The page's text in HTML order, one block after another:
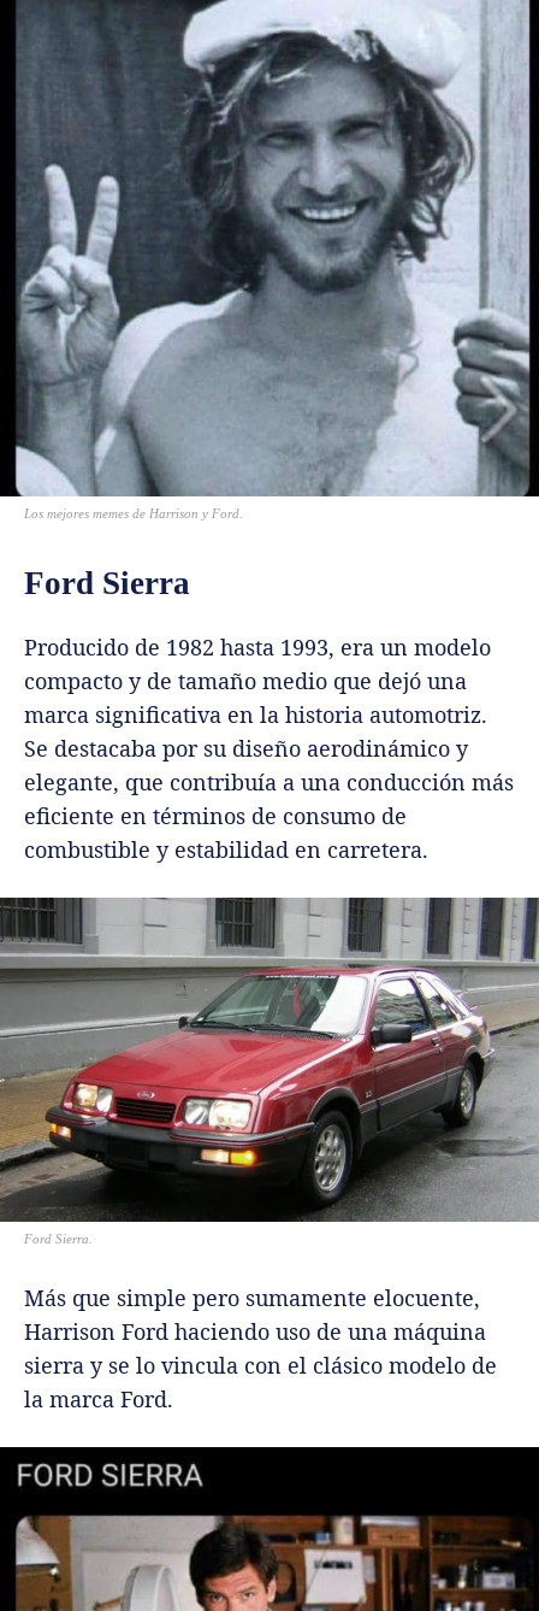
Los mejores memes de Harrison y Ford.
Ford Sierra
Producido de 1982 hasta 1993, era un modelo
compacto y de tamaño medio que dejó una
marca significativa en la historia automotriz.
Se destacaba por su diseño aerodinámico y
elegante, que contribuía a una conducción más
eficiente en términos de consumo de
combustible y estabilidad en carretera.
Ford Sierra.
Más que simple pero sumamente elocuente,
Harrison Ford haciendo uso de una máquina
sierra y se lo vincula con el clásico modelo de
la marca Ford.